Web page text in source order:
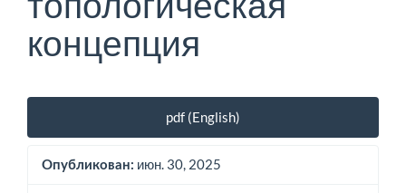
концепция
Боковая
панель
статьи
pdf (English)
Опубликован: июн. 30, 2025